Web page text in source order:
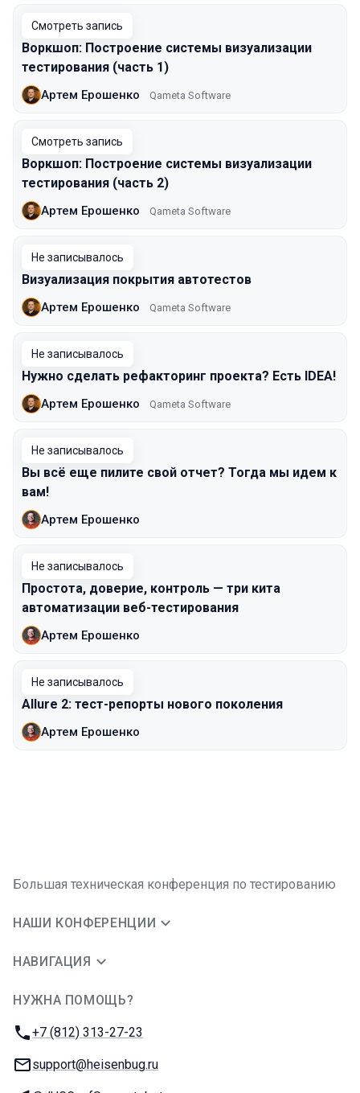
Смотреть запись
Воркшоп: Построение cистемы визуализации
тестирования (часть 1)
Артем Ерошенко Qameta Software
Смотреть запись
Воркшоп: Построение cистемы визуализации
тестирования (часть 2)
Артем Ерошенко Qameta Software
Не записывалось
Визуализация покрытия автотестов
Артем Ерошенко Qameta Software
Не записывалось
Нужно сделать рефакторинг проекта? Есть IDEA!
Артем Ерошенко Qameta Software
Не записывалось
Вы всё еще пилите свой отчет? Тогда мы идем к
вам!
Артем Ерошенко
Не записывалось
Простота, доверие, контроль — три кита
автоматизации веб-тестирования
Артем Ерошенко
Не записывалось
Allure 2: тест-репорты нового поколения
Артем Ерошенко
Большая техническая конференция по тестированию
НАШИ КОНФЕРЕНЦИИ
НАВИГАЦИЯ
НУЖНА ПОМОЩЬ?
Телефон:
+7 (812) 313-27-23
E-mail:
support@heisenbug.ru